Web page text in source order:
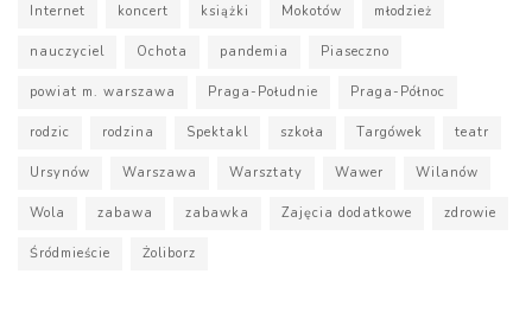
Internet koncert książki Mokotów młodzież
nauczyciel Ochota pandemia Piaseczno
powiat m. warszawa Praga-Południe Praga-Północ
rodzic rodzina Spektakl szkoła Targówek teatr
Ursynów Warszawa Warsztaty Wawer Wilanów
Wola zabawa zabawka Zajęcia dodatkowe zdrowie
Śródmieście Żoliborz